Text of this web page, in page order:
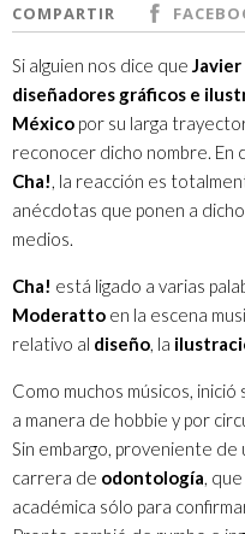
COMPARTIR
Si alguien nos dice que Javier
diseñadores gráficos e
México por su larga
reconocer dicho nombre. En
Cha!, la reacción es
anécdotas que ponen a
medios.
Cha! está ligado a varias
Moderatto en la escena
relativo al diseño, la
Como muchos músicos,
a manera de hobbie y por
Sin embargo, proveniente de
carrera de odontología,
académica sólo para